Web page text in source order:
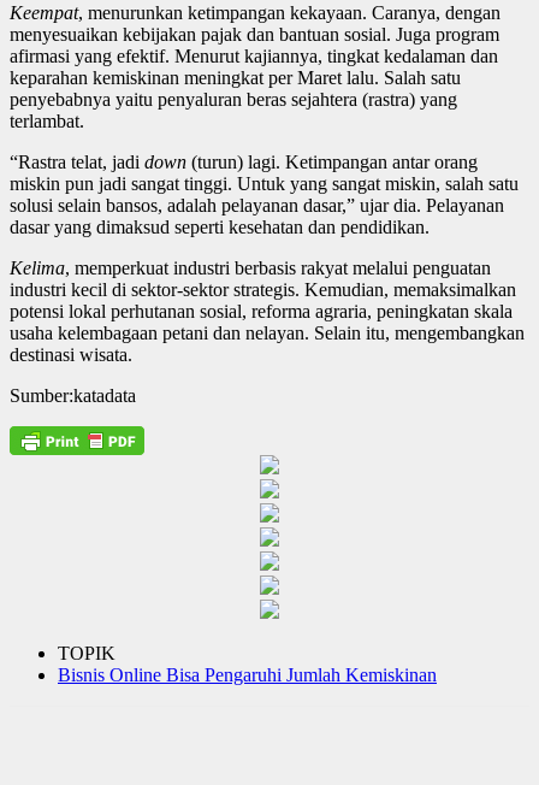
Keempat, menurunkan ketimpangan kekayaan. Caranya, dengan
menyesuaikan kebijakan pajak dan bantuan sosial. Juga program
afirmasi yang efektif. Menurut kajiannya, tingkat kedalaman dan
keparahan kemiskinan meningkat per Maret lalu. Salah satu
penyebabnya yaitu penyaluran beras sejahtera (rastra) yang
terlambat.
“Rastra telat, jadi down (turun) lagi. Ketimpangan antar orang
miskin pun jadi sangat tinggi. Untuk yang sangat miskin, salah satu
solusi selain bansos, adalah pelayanan dasar,” ujar dia. Pelayanan
dasar yang dimaksud seperti kesehatan dan pendidikan.
Kelima, memperkuat industri berbasis rakyat melalui penguatan
industri kecil di sektor-sektor strategis. Kemudian, memaksimalkan
potensi lokal perhutanan sosial, reforma agraria, peningkatan skala
usaha kelembagaan petani dan nelayan. Selain itu, mengembangkan
destinasi wisata.
Sumber:katadata
TOPIK
Bisnis Online Bisa Pengaruhi Jumlah Kemiskinan